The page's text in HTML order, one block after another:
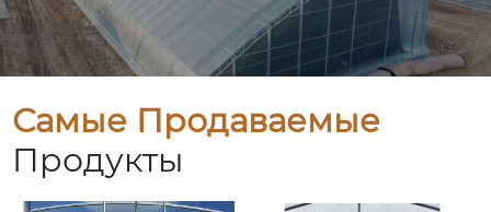
Самые Продаваемые
Продукты